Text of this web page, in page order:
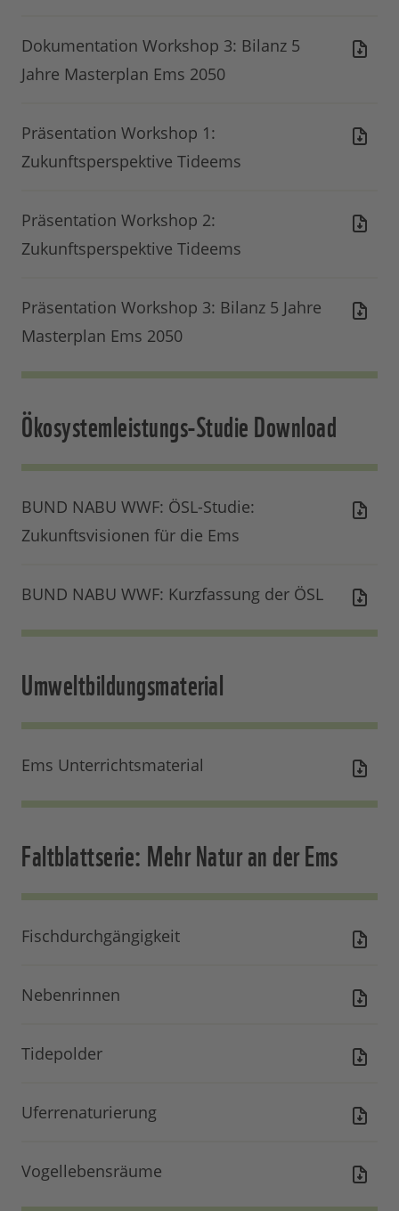
Dokumentation Workshop 3: Bilanz 5
Jahre Masterplan Ems 2050
Präsentation Workshop 1:
Zukunftsperspektive Tideems
Präsentation Workshop 2:
Zukunftsperspektive Tideems
Präsentation Workshop 3: Bilanz 5 Jahre
Masterplan Ems 2050
Ökosystemleistungs-Studie Download
BUND NABU WWF: ÖSL-Studie:
Zukunftsvisionen für die Ems
BUND NABU WWF: Kurzfassung der ÖSL
Umweltbildungsmaterial
Ems Unterrichtsmaterial
Faltblattserie: Mehr Natur an der Ems
Fischdurchgängigkeit
Nebenrinnen
Tidepolder
Uferrenaturierung
Vogellebensräume